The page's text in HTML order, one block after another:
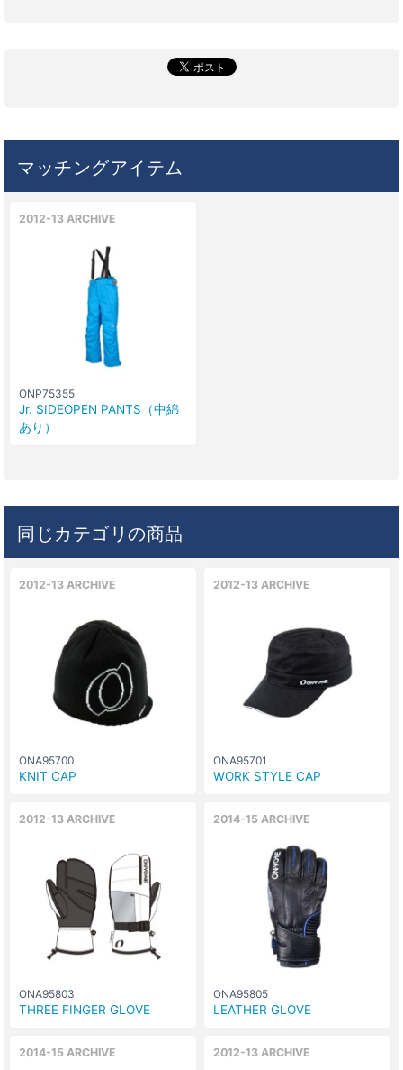
マッチングアイテム
2012-13 ARCHIVE
ONP75355
Jr. SIDEOPEN PANTS（中綿
あり）
同じカテゴリの商品
2012-13 ARCHIVE
ONA95700
KNIT CAP
2012-13 ARCHIVE
ONA95701
WORK STYLE CAP
2012-13 ARCHIVE
ONA95803
THREE FINGER GLOVE
2014-15 ARCHIVE
ONA95805
LEATHER GLOVE
2014-15 ARCHIVE 2012-13 ARCHIVE